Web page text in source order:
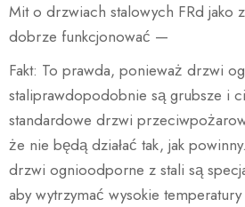
Mit o drzwiach stalowych FRd jako
dobrze funkcjonować —
Fakt: To prawda, ponieważ drzwi
staliprawdopodobnie są grubsze i
standardowe drzwi
że nie będą działać tak, jak
drzwi ognioodporne z stali są
aby wytrzymać wysokie